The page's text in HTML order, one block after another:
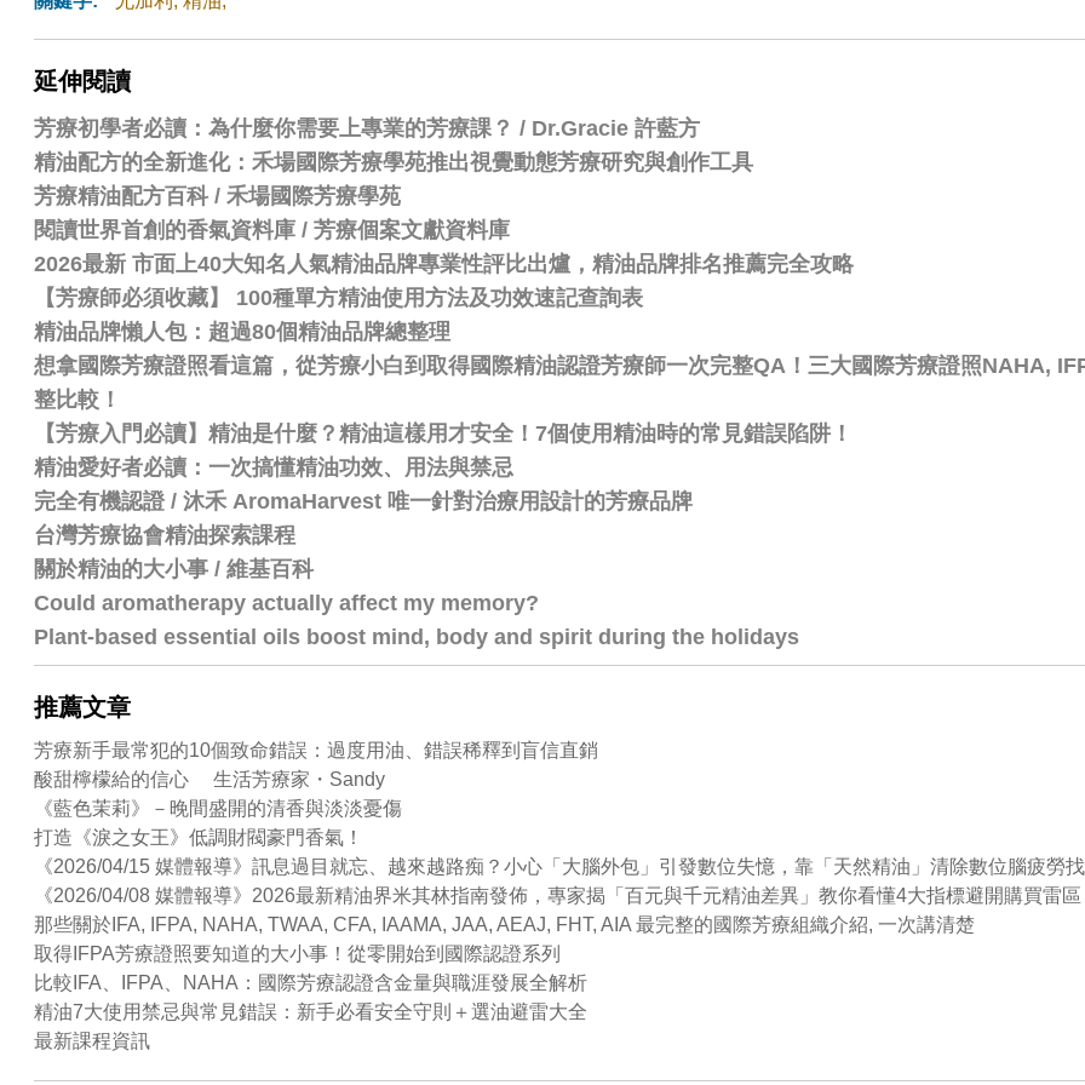
延伸閱讀
芳療初學者必讀：為什麼你需要上專業的芳療課？ / Dr.Gracie 許藍方
精油配方的全新進化：禾場國際芳療學苑推出視覺動態芳療研究與創作工具
芳療精油配方百科 /禾場國際芳療學苑
閱讀世界首創的香氣資料庫 / 芳療個案文獻資料庫
2026最新 市面上40大知名人氣精油品牌專業性評比出爐，精油品牌排名推薦完全攻略
【芳療師必須收藏】 100種單方精油使用方法及功效速記查詢表
精油品牌懶人包：超過80個精油品牌總整理
想拿國際芳療證照看這篇，從芳療小白到取得國際精油認證芳療師一次完整QA！三大國際芳療證照NAHA,
整比較！
【芳療入門必讀】精油是什麼？精油這樣用才安全！7個使用精油時的常見錯誤陷阱！
精油愛好者必讀：一次搞懂精油功效、用法與禁忌
完全有機認證 / 沐禾 AromaHarvest 唯一針對治療用設計的芳療品牌
台灣芳療協會精油探索課程
關於精油的大小事 / 維基百科
Could aromatherapy actually affect my memory?
Plant-based essential oils boost mind, body and spirit during the holidays
推薦文章
芳療新手最常犯的10個致命錯誤：過度用油、錯誤稀釋到盲信直銷
酸甜檸檬給的信心 生活芳療家・Sandy
《藍色茉莉》－晚間盛開的清香與淡淡憂傷
打造《淚之女王》低調財閥豪門香氣！
《2026/04/15 媒體報導》訊息過目就忘、越來越路痴？小心「大腦外包」引發數位失憶，靠「天然精油」清除數位腦疲勞
《2026/04/08 媒體報導》2026最新精油界米其林指南發佈，專家揭「百元與千元精油差異」教你看懂4大指標避開購買雷區
那些關於IFA, IFPA, NAHA, TWAA, CFA, IAAMA, JAA, AEAJ, FHT, AIA 最完整的國際芳療組織介紹, 一次講清楚
取得IFPA芳療證照要知道的大小事！從零開始到國際認證系列
比較IFA、IFPA、NAHA：國際芳療認證含金量與職涯發展全解析
精油7大使用禁忌與常見錯誤：新手必看安全守則＋選油避雷大全
最新課程資訊